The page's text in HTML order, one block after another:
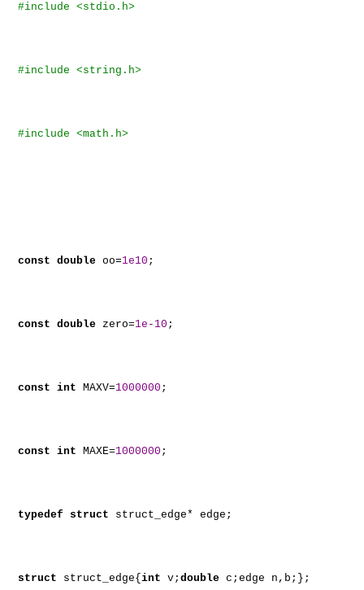
#include <stdio.h>
#include <string.h>
#include <math.h>
const double oo=1e10 ;
const double zero=1e-10 ;
const int MAXV=1000000 ;
const int MAXE=1000000 ;
typedef struct struct_edge* edge;
struct struct_edge{ int v; double c;edge n,b;};